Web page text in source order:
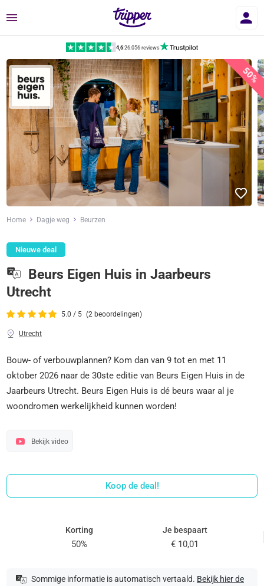
Menu
4,6|26.056 reviews
50%
Home Dagje weg Beurzen
Nieuwe deal
Beurs Eigen Huis in Jaarbeurs
Utrecht
5.0 / 5 (2 beoordelingen)
Utrecht
Bouw- of verbouwplannen? Kom dan van 9 tot en met 11
oktober 2026 naar de 30ste editie van Beurs Eigen Huis in de
Jaarbeurs Utrecht. Beurs Eigen Huis is dé beurs waar al je
woondromen werkelijkheid kunnen worden!
Bekijk video
Koop de deal!
Korting
50%
Je bespaart
€ 10,01
Sommige informatie is automatisch vertaald. Bekijk hier de